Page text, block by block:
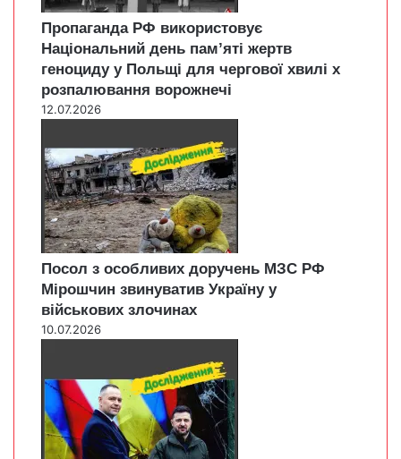
Пропаганда РФ використовує
Національний день пам’яті жертв
геноциду у Польщі для чергової хвилі х
розпалювання ворожнечі
12.07.2026
Посол з особливих доручень МЗС РФ
Мірошчин звинуватив Україну у
військових злочинах
10.07.2026